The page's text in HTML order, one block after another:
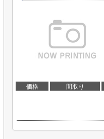
価格 間取り